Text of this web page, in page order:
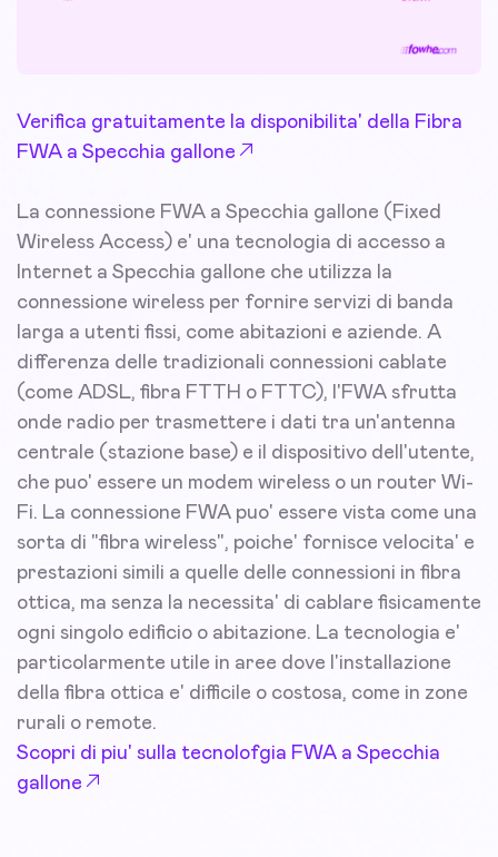
Verifica gratuitamente la disponibilita' della Fibra
FWA a Specchia gallone
La connessione FWA a Specchia gallone (Fixed
Wireless Access) e' una tecnologia di accesso a
Internet a Specchia gallone che utilizza la
connessione wireless per fornire servizi di banda
larga a utenti fissi, come abitazioni e aziende. A
differenza delle tradizionali connessioni cablate
(come ADSL, fibra FTTH o FTTC), l'FWA sfrutta
onde radio per trasmettere i dati tra un'antenna
centrale (stazione base) e il dispositivo dell'utente,
che puo' essere un modem wireless o un router Wi-
Fi. La connessione FWA puo' essere vista come una
sorta di "fibra wireless", poiche' fornisce velocita' e
prestazioni simili a quelle delle connessioni in fibra
ottica, ma senza la necessita' di cablare fisicamente
ogni singolo edificio o abitazione. La tecnologia e'
particolarmente utile in aree dove l'installazione
della fibra ottica e' difficile o costosa, come in zone
rurali o remote.
Scopri di piu' sulla tecnolofgia FWA a Specchia
gallone